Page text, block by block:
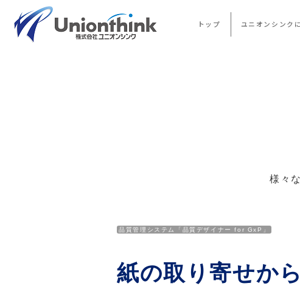
トップ ユニオンシンク
様々
品質管理システム「品質デザイナー for GxP」
紙の取り寄せか